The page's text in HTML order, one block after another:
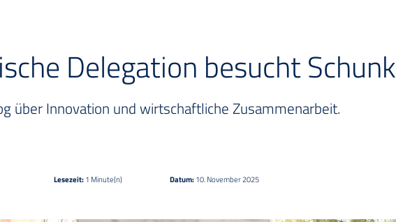
Delegation besucht Schunk
über Innovation und wirtschaftliche Zusammenarbeit.
Lesezeit:1 Minute(n) Datum:10. November 2025